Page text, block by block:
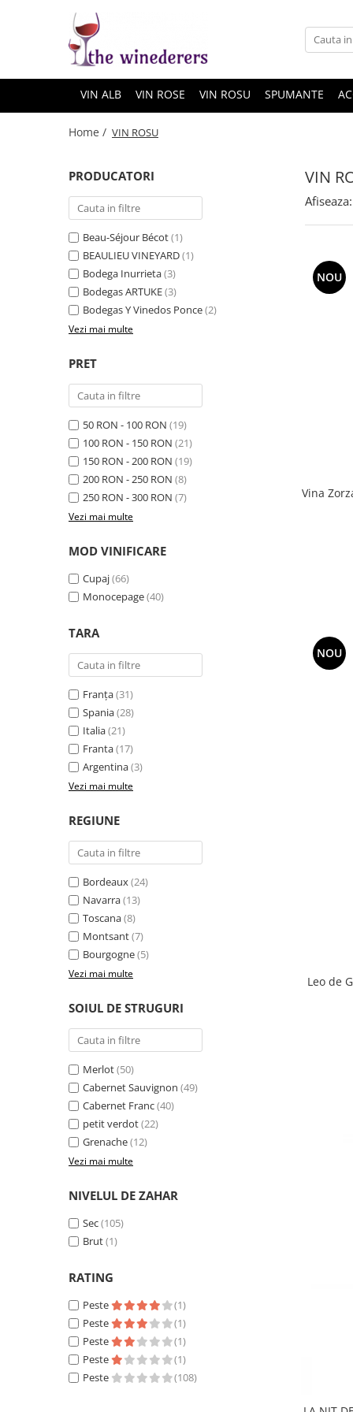
VIN ALB VIN ROSE VIN ROSU SPUMANTE
Home / VIN ROSU
VIN
PRODUCATORI
Beau-Séjour Bécot(1)
BEAULIEU VINEYARD(1)
Bodega Inurrieta(3)
Bodegas ARTUKE(3)
Bodegas Y Vinedos Ponce(2)
Vezi mai multe
PRET
50 RON - 100 RON (19)
100 RON - 150 RON (21)
150 RON - 200 RON (19)
200 RON - 250 RON (8)
250 RON - 300 RON (7)
Vezi mai multe
MOD VINIFICARE
Cupaj(66)
Monocepage(40)
TARA
Franța(31)
Spania(28)
Italia(21)
Franta(17)
Argentina(3)
Vezi mai multe
REGIUNE
Bordeaux(24)
Navarra(13)
Toscana(8)
Montsant(7)
Bourgogne(5)
Vezi mai multe
SOIUL DE STRUGURI
Merlot(50)
Cabernet Sauvignon (49)
Cabernet Franc(40)
petit verdot(22)
Grenache(12)
Vezi mai multe
NIVELUL DE ZAHAR
Sec(105)
Brut(1)
RATING
Peste
(1)
Peste
(1)
Peste
(1)
Peste
(1)
Peste
(108)
Afiseaza:
NOU
Vina
NOU
Leo de